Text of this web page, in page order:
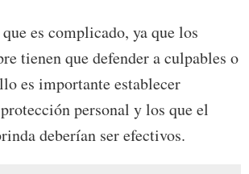
es complicado, ya que los
tienen que defender a culpables o
es importante establecer
personal y los que el
deberían ser efectivos.